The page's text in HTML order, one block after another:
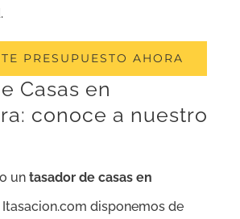
PRESUPUESTO AHORA
Casas en
conoce a nuestro
un tasador de casas en
Itasacion.com disponemos de